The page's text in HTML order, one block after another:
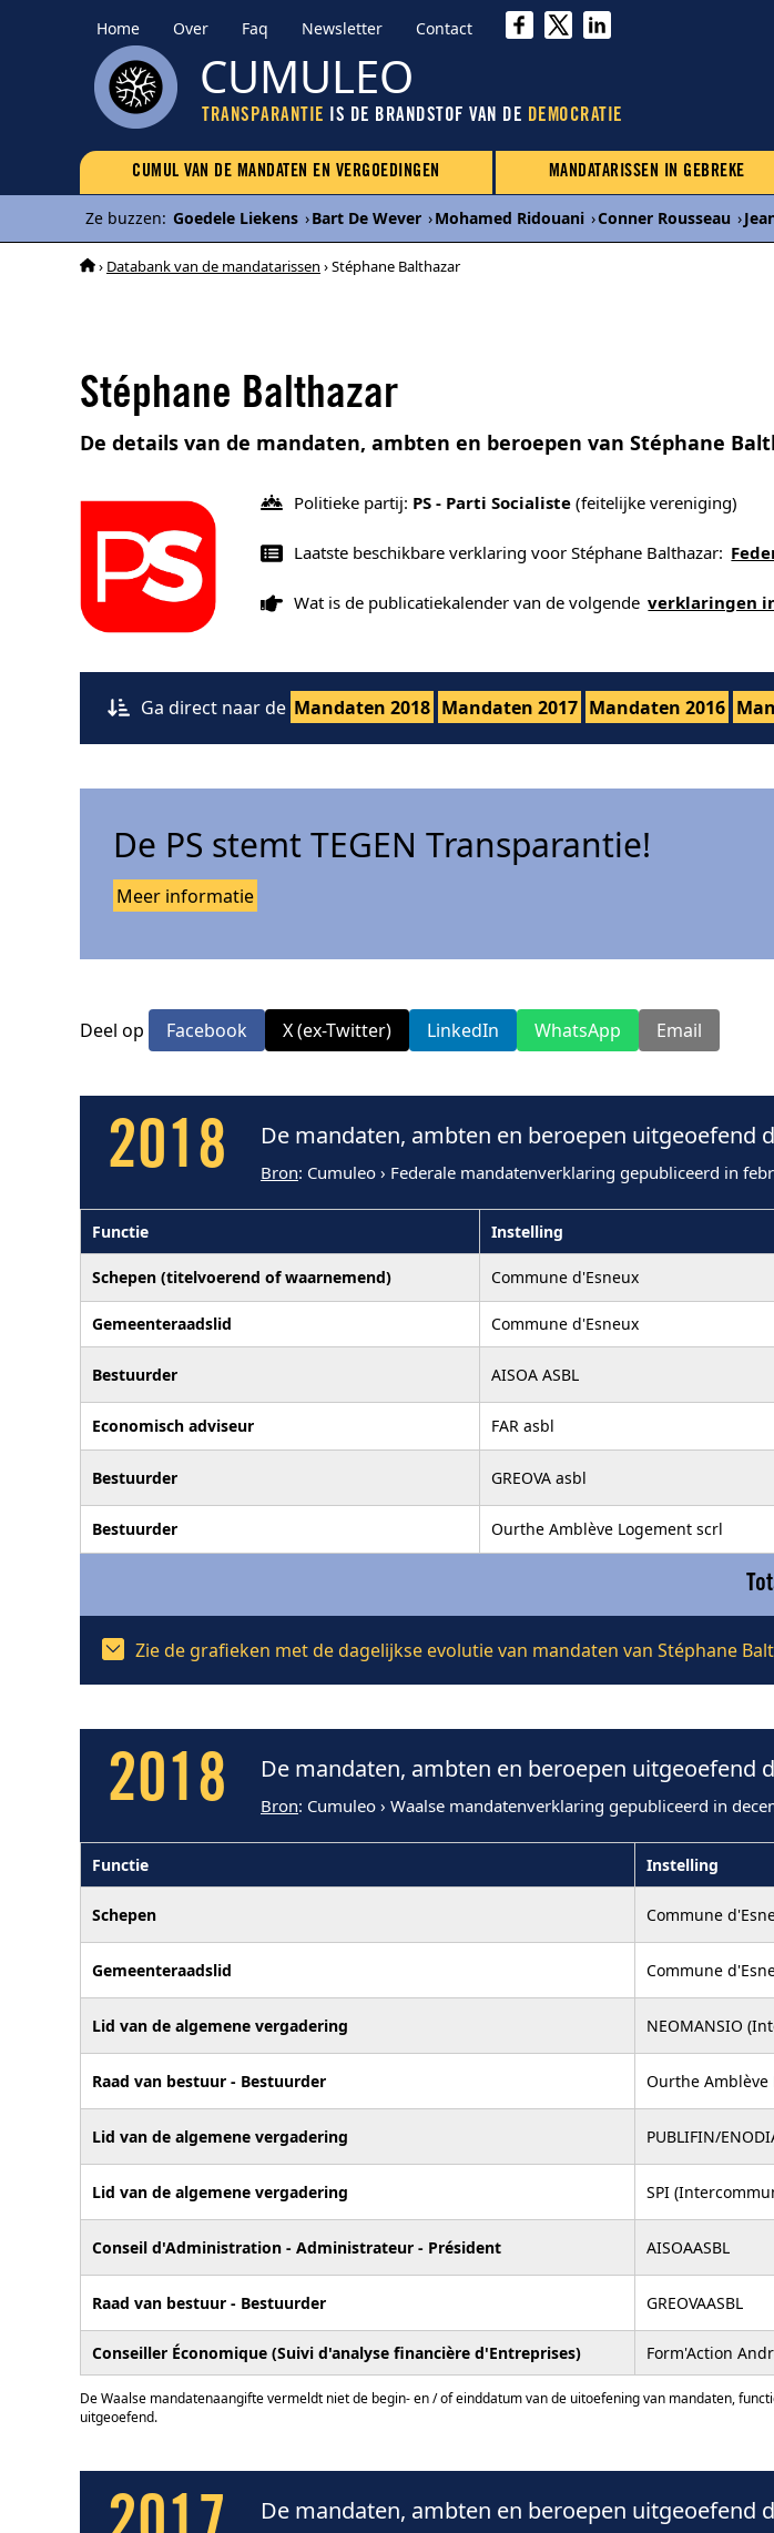
Home Over Faq Newsletter Contact
CUMULEO
TRANSPARANTIE IS DE BRANDSTOF VAN DE DEMOCRATIE
CUMUL VAN DE MANDATEN EN VERGOEDINGEN MANDATARISSEN IN GEBREKE
Ze buzzen: Goedele Liekens ›Bart De Wever ›Mohamed Ridouani ›Conner Rousseau ›
› Databank van de mandatarissen › Stéphane Balthazar
Stéphane Balthazar
De details van de mandaten, ambten en beroepen van Stéphane
Politieke partij: PS - Parti Socialiste (feitelijke vereniging)
Laatste beschikbare verklaring voor Stéphane Balthazar:
Wat is de publicatiekalender van de volgende verklaringen
Ga direct naar de Mandaten 2018 Mandaten 2017 Mandaten 2016
De PS stemt TEGEN Transparantie!
Meer informatie
Deel op Facebook X (ex-Twitter) LinkedIn WhatsApp Email
2018 De mandaten, ambten en beroepen uitgeoefend
Bron: Cumuleo › Federale mandatenverklaring gepubliceerd in
Functie Instelling
Schepen (titelvoerend of waarnemend) Commune d'Esneux
Gemeenteraadslid Commune d'Esneux
Bestuurder AISOA ASBL
Economisch adviseur FAR asbl
Bestuurder GREOVA asbl
Bestuurder Ourthe Amblève Logement scrl
Zie de grafieken met de dagelijkse evolutie van mandaten van Stéphane
2018 De mandaten, ambten en beroepen uitgeoefend
Bron: Cumuleo › Waalse mandatenverklaring gepubliceerd in
Functie Instelling
Schepen Commune
Gemeenteraadslid Commune
Lid van de algemene vergadering NEOMANSIO
Raad van bestuur - Bestuurder Ourthe Amblève
Lid van de algemene vergadering PUBLIFIN/
Lid van de algemene vergadering SPI
Conseil d'Administration - Administrateur - Président AISOAASBL
Raad van bestuur - Bestuurder GREOVAASBL
Conseiller Économique (Suivi d'analyse financière d'Entreprises) Form'Action
De Waalse mandatenaangifte vermeldt niet de begin- en / of einddatum van de uitoefening van mandaten,
uitgeoefend.
De mandaten, ambten en beroepen uitgeoefend